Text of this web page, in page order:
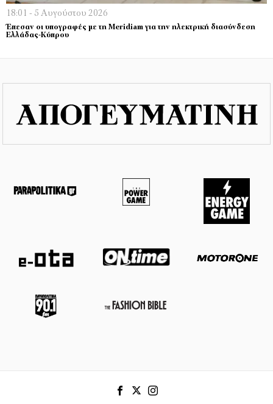
18:01 - 5 Αυγούστου 2026
Έπεσαν οι υπογραφές με τη Meridiam για την ηλεκτρική διασύνδεση
Ελλάδας-Κύπρου